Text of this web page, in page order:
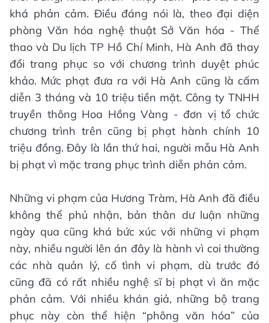
khá phản cảm. Điều đáng nói là, theo đại diện
phòng Văn hóa nghệ thuật Sở Văn hóa - Thể
thao và Du lịch TP Hồ Chí Minh, Hà Anh đã thay
đổi trang phục so với chương trình duyệt phúc
khảo. Mức phạt đưa ra với Hà Anh cũng là cấm
diễn 3 tháng và 10 triệu tiền mặt. Công ty TNHH
truyền thông Hoa Hồng Vàng - đơn vị tổ chức
chương trình trên cũng bị phạt hành chính 10
triệu đồng. Đây là lần thứ hai, người mẫu Hà Anh
bị phạt vì mặc trang phục trình diễn phản cảm.
Những vi phạm của Hương Tràm, Hà Anh đã điều
không thể phủ nhận, bản thân dư luận những
ngày qua cũng khá bức xúc với những vi phạm
này, nhiều người lên án đây là hành vì coi thường
các nhà quản lý, cố tình vi phạm, dù trước đó
cũng đã có rất nhiều nghệ sĩ bị phạt vì ăn mặc
phản cảm. Với nhiều khán giả, những bộ trang
phục này còn thể hiện “phông văn hóa” của